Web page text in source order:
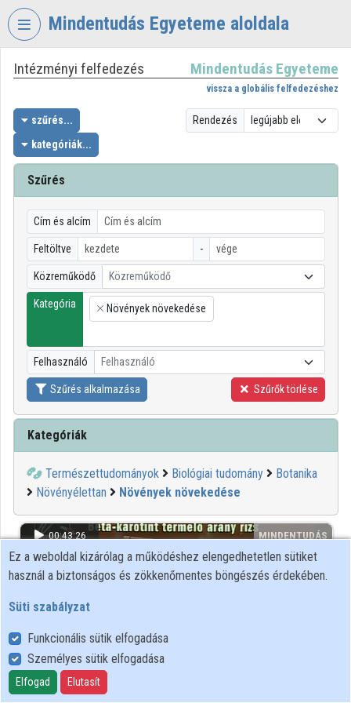
Fejléc kihagyása
Mindentudás Egyeteme aloldala
VIDEOTORIUM
MINDENTUDÁS
EGYETEME
Intézményi kezdőlap
Bejelentkezés
Intézményi felfedezés
Kategóriák
Intézményi listák
Közreműködők
Intézményi felfedezés Mindentudás Egyeteme
vissza a globális felfedezéshez
szűrés...
kategóriák...
Rendezés
Szűrés
Cím és alcím
Feltöltve -
Közreműködő Közreműködő
Kategória
×
Növények növekedése
Felhasználó Felhasználó
Szűrés alkalmazása Szűrők törlése
Kategóriák
Természettudományok Biológiai tudomány
Botanika
Növényélettan
Növények növekedése
00:43:26 MINDENTUDÁS
Ez a weboldal kizárólag a működéshez elengedhetetlen sütiket
használ a biztonságos és zökkenőmentes böngészés érdekében.
Süti szabályzat
Funkcionális sütik elfogadása
Személyes sütik elfogadása
Elfogad Elutasít